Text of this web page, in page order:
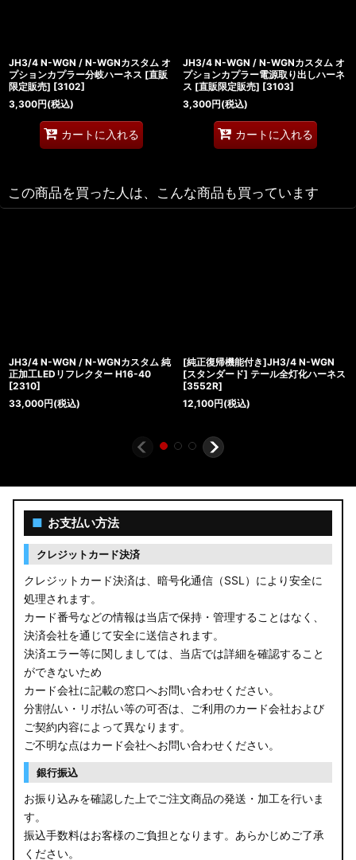
JH3/4 N-WGN / N-WGNカスタム オ
プションカプラー分岐ハーネス [直販
限定販売] [3102]
3,300円(税込)
カートに入れる
JH3/4 N-WGN / N-WGNカスタム オ
プションカプラー電源取り出しハーネ
ス [直販限定販売] [3103]
3,300円(税込)
カートに入れる
この商品を買った人は、こんな商品も買っています
JH3/4 N-WGN / N-WGNカスタム 純
正加工LEDリフレクター H16-40
[2310]
33,000円(税込)
[純正復帰機能付き]JH3/4 N-WGN
[スタンダード] テール全灯化ハーネス
[3552R]
12,100円(税込)
■ お支払い方法
クレジットカード決済
クレジットカード決済は、暗号化通信（SSL）により安全に
処理されます。
カード番号などの情報は当店で保持・管理することはなく、
決済会社を通じて安全に送信されます。
決済エラー等に関しましては、当店では詳細を確認すること
ができないため
カード会社に記載の窓口へお問い合わせください。
分割払い・リボ払い等の可否は、ご利用のカード会社および
ご契約内容によって異なります。
ご不明な点はカード会社へお問い合わせください。
銀行振込
お振り込みを確認した上でご注文商品の発送・加工を行いま
す。
振込手数料はお客様のご負担となります。あらかじめご了承
ください。